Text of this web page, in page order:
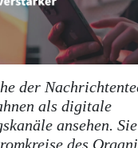
der
als digitale
ansehen.
des